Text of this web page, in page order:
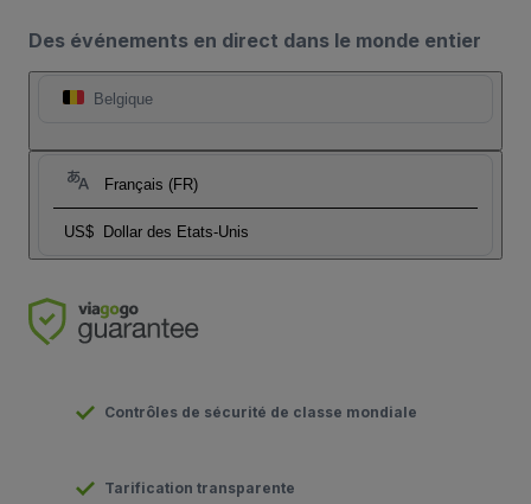
Des événements en direct dans le monde entier
Belgique
Français (FR)
US$ Dollar des Etats-Unis
Contrôles de sécurité de classe mondiale
Tarification transparente